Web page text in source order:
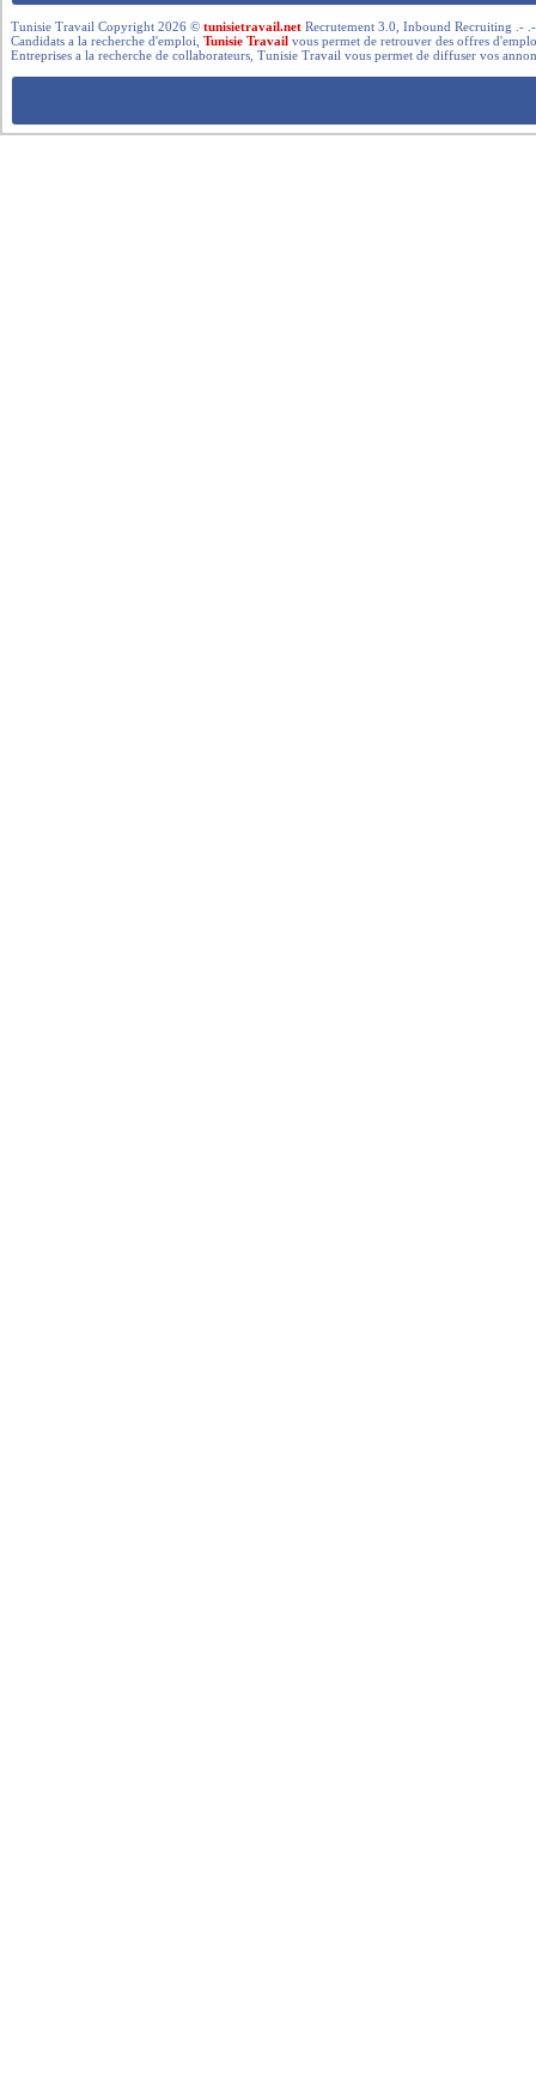
Tunisie Travail Copyright 2026 ©tunisietravail.net Recrutement 3.0, Inbound Recruiting .-
Candidats a la recherche d'emploi,Tunisie Travail vous permet de retrouver des offres
Entreprises a la recherche de collaborateurs, Tunisie Travail vous permet de diffuser vos